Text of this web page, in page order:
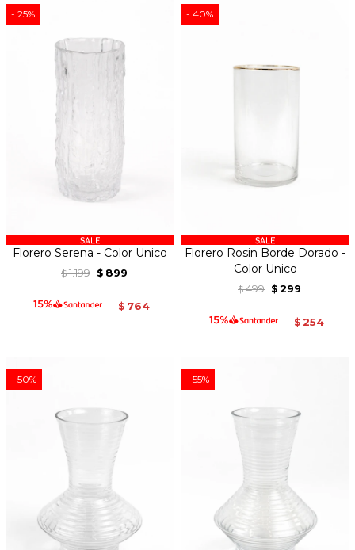
25
Florero Serena - Color Unico
$ 1.199 $ 899
$ 764
40
Florero Rosin Borde Dorado -
Color Unico
$ 499 $ 299
$ 254
50 55